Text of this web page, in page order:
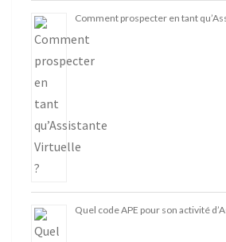
Comment prospecter en tant
Quel code APE pour son activité